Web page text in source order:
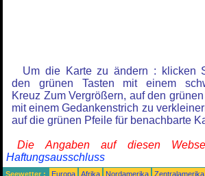
Um die Karte zu ändern : klicken
den grünen Tasten mit einem
Kreuz Zum Vergrößern, auf den
mit einem Gedankenstrich zu
auf die grünen Pfeile für benachbarte
Die Angaben auf diesen
Haftungsausschluss
Seewetter : Europa Afrika Nordamerika Zentralamerika